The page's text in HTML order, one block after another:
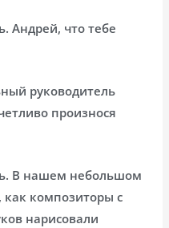
Андрей, что тебе
руководитель
произнося
В нашем небольшом
композиторы с
нарисовали